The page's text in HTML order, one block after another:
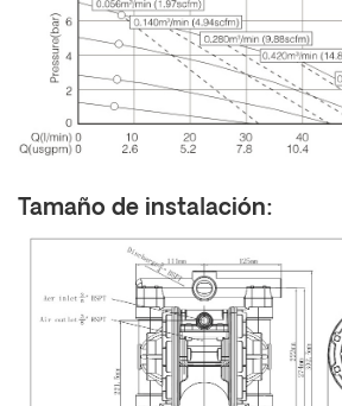
Tamaño de instalación: